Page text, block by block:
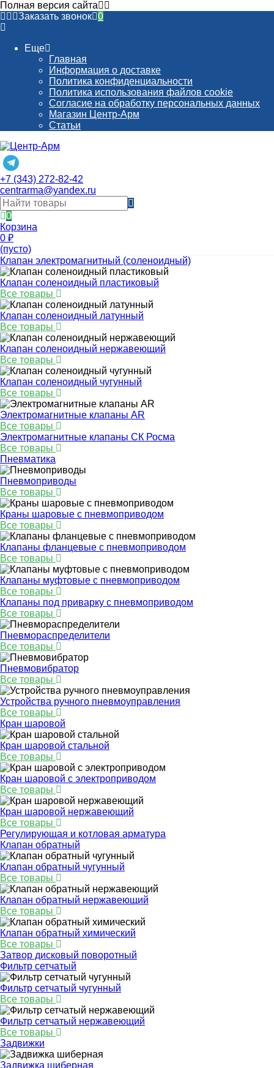
Полная версия сайта
Заказать звонок 0
Еще
Главная
Информация о доставке
Политика конфиденциальности
Политика использования файлов cookie
Согласие на обработку персональных данных
Магазин Центр-Арм
Статьи
+7 (343) 272-82-42
centrarma@yandex.ru
0
Корзина
0 ₽
(пусто)
Клапан электромагнитный (соленоидный)
Клапан соленоидный пластиковый
Все товары
Клапан соленоидный латунный
Все товары
Клапан соленоидный нержавеющий
Все товары
Клапан соленоидный чугунный
Все товары
Электромагнитные клапаны AR
Все товары
Электромагнитные клапаны СК Росма
Все товары
Пневматика
Пневмоприводы
Все товары
Краны шаровые с пневмоприводом
Все товары
Клапаны фланцевые с пневмоприводом
Все товары
Клапаны муфтовые с пневмоприводом
Все товары
Клапаны под приварку с пневмоприводом
Все товары
Пневмораспределители
Все товары
Пневмовибратор
Все товары
Устройства ручного пневмоуправления
Все товары
Кран шаровой
Кран шаровой стальной
Все товары
Кран шаровой с электроприводом
Все товары
Кран шаровой нержавеющий
Все товары
Регулирующая и котловая арматура
Клапан обратный
Клапан обратный чугунный
Все товары
Клапан обратный нержавеющий
Все товары
Клапан обратный химический
Все товары
Затвор дисковый поворотный
Фильтр сетчатый
Фильтр сетчатый чугунный
Все товары
Фильтр сетчатый нержавеющий
Все товары
Задвижки
Задвижка шиберная